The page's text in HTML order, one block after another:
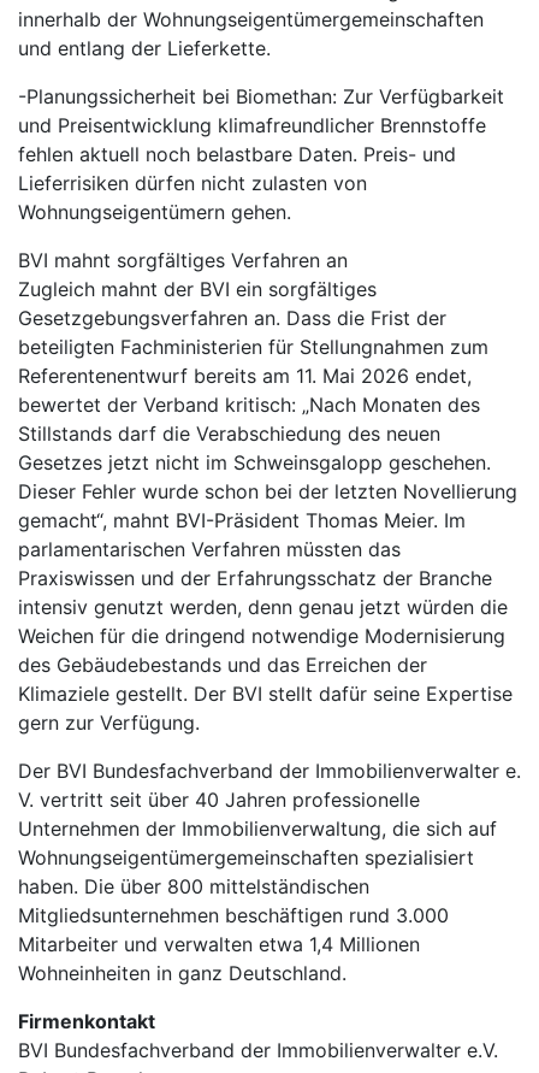
innerhalb der Wohnungseigentümergemeinschaften
und entlang der Lieferkette.
-Planungssicherheit bei Biomethan: Zur Verfügbarkeit
und Preisentwicklung klimafreundlicher Brennstoffe
fehlen aktuell noch belastbare Daten. Preis- und
Lieferrisiken dürfen nicht zulasten von
Wohnungseigentümern gehen.
BVI mahnt sorgfältiges Verfahren an
Zugleich mahnt der BVI ein sorgfältiges
Gesetzgebungsverfahren an. Dass die Frist der
beteiligten Fachministerien für Stellungnahmen zum
Referentenentwurf bereits am 11. Mai 2026 endet,
bewertet der Verband kritisch: „Nach Monaten des
Stillstands darf die Verabschiedung des neuen
Gesetzes jetzt nicht im Schweinsgalopp geschehen.
Dieser Fehler wurde schon bei der letzten Novellierung
gemacht“, mahnt BVI-Präsident Thomas Meier. Im
parlamentarischen Verfahren müssten das
Praxiswissen und der Erfahrungsschatz der Branche
intensiv genutzt werden, denn genau jetzt würden die
Weichen für die dringend notwendige Modernisierung
des Gebäudebestands und das Erreichen der
Klimaziele gestellt. Der BVI stellt dafür seine Expertise
gern zur Verfügung.
Der BVI Bundesfachverband der Immobilienverwalter e.
V. vertritt seit über 40 Jahren professionelle
Unternehmen der Immobilienverwaltung, die sich auf
Wohnungseigentümergemeinschaften spezialisiert
haben. Die über 800 mittelständischen
Mitgliedsunternehmen beschäftigen rund 3.000
Mitarbeiter und verwalten etwa 1,4 Millionen
Wohneinheiten in ganz Deutschland.
Firmenkontakt
BVI Bundesfachverband der Immobilienverwalter e.V.